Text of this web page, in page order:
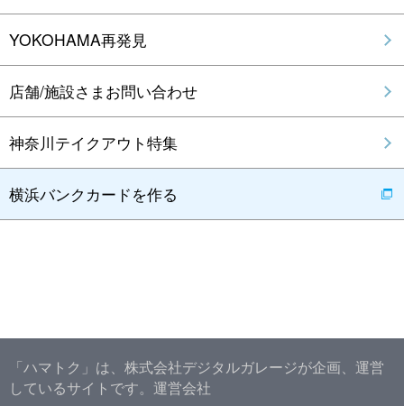
YOKOHAMA再発見
店舗/施設さまお問い合わせ
神奈川テイクアウト特集
横浜バンクカードを作る
「ハマトク」は、株式会社デジタルガレージが企画、運営
しているサイトです。 運営会社